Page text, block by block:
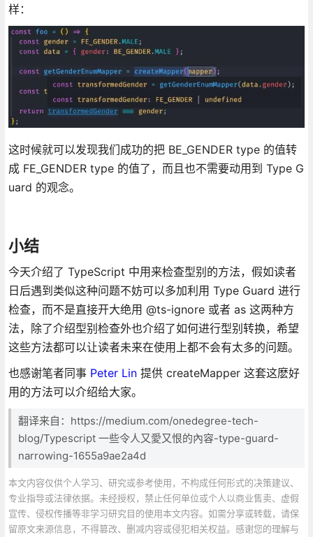
样：
这时候就可以发现我们成功的把 BE_GENDER type 的值转
成 FE_GENDER type 的值了，而且也不需要动用到 Type G
uard 的观念。
小结
今天介绍了 TypeScript 中用来检查型别的方法，假如读者
日后遇到类似这种问题不妨可以多加利用 Type Guard 进行
检查，而不是直接开大绝用 @ts-ignore 或者 as 这两种方
法，除了介绍型别检查外也介绍了如何进行型别转换，希望
这些方法都可以让读者未来在使用上都不会有太多的问题。
也感谢笔者同事 Peter Lin提供 createMapper 这套这麽好
用的方法可以介绍给大家。
翻译来自：https://medium.com/onedegree-tech-
blog/Typescript 一些令人又愛又恨的內容-type-guard-
narrowing-1655a9ae2a4d
本文内容仅供个人学习、研究或参考使用，不构成任何形式的决策建议、
专业指导或法律依据。未经授权，禁止任何单位或个人以商业售卖、虚假
宣传、侵权传播等非学习研究目的使用本文内容。如需分享或转载，请保
留原文来源信息，不得篡改、删减内容或侵犯相关权益。感谢您的理解与